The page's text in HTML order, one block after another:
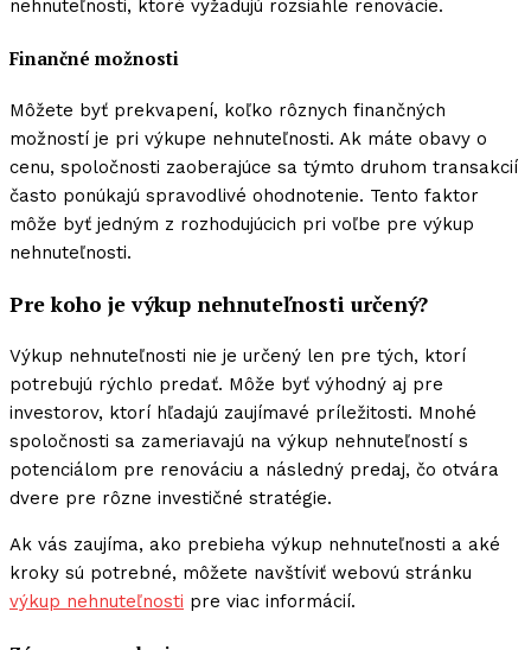
nehnuteľnosti, ktoré vyžadujú rozsiahle renovácie.
Finančné možnosti
Môžete byť prekvapení, koľko rôznych finančných
možností je pri výkupe nehnuteľnosti. Ak máte obavy o
cenu, spoločnosti zaoberajúce sa týmto druhom transakcií
často ponúkajú spravodlivé ohodnotenie. Tento faktor
môže byť jedným z rozhodujúcich pri voľbe pre výkup
nehnuteľnosti.
Pre koho je výkup nehnuteľnosti určený?
Výkup nehnuteľnosti nie je určený len pre tých, ktorí
potrebujú rýchlo predať. Môže byť výhodný aj pre
investorov, ktorí hľadajú zaujímavé príležitosti. Mnohé
spoločnosti sa zameriavajú na výkup nehnuteľností s
potenciálom pre renováciu a následný predaj, čo otvára
dvere pre rôzne investičné stratégie.
Ak vás zaujíma, ako prebieha výkup nehnuteľnosti a aké
kroky sú potrebné, môžete navštíviť webovú stránku
výkup nehnuteľnosti pre viac informácií.